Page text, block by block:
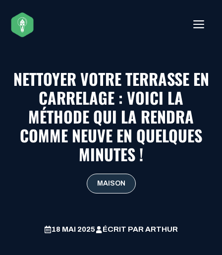
contenu
NETTOYER VOTRE TERRASSE EN
CARRELAGE : VOICI LA
MÉTHODE QUI LA RENDRA
COMME NEUVE EN QUELQUES
MINUTES !
MAISON
18 MAI 2025 ÉCRIT PAR ARTHUR